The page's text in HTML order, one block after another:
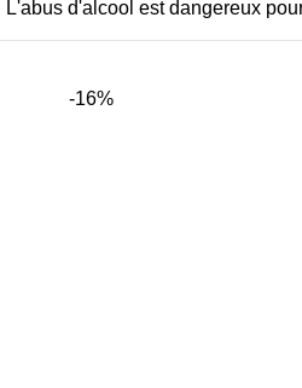
initial
était :
actuel
est :
d'alcool est dangereux
-16%